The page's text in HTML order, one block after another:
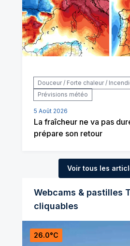
Douceur / Forte chaleur /
Prévisions météo
5 Août 2026
La fraîcheur ne va pas
prépare son retour
Voir tous les
Webcams & pastilles
cliquables
26.0°C